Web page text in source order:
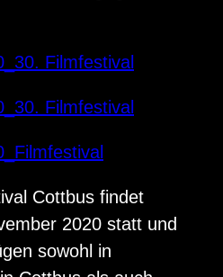
Cottbus findet
2020 statt und
sowohl in